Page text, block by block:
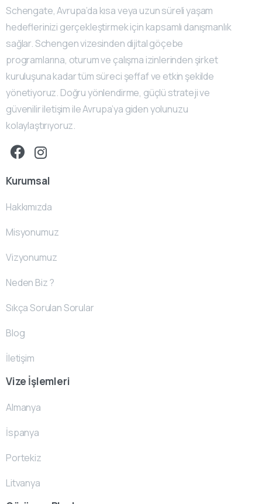
Schengate, Avrupa’da kısa veya uzun süreli yaşam
hedeflerinizi gerçekleştirmek için kapsamlı danışmanlık
sağlar. Schengen vizesinden dijital göçebe
programlarına, oturum ve çalışma izinlerinden şirket
kuruluşuna kadar tüm süreci şeffaf ve etkin şekilde
yönetiyoruz. Doğru yönlendirme, güçlü strateji ve
güvenilir iletişim ile Avrupa’ya giden yolunuzu
kolaylaştırıyoruz.
Kurumsal
Hakkımızda
Misyonumuz
Vizyonumuz
Neden Biz ?
Sıkça Sorulan Sorular
Blog
İletişim
Vize İşlemleri
Almanya
İspanya
Portekiz
Litvanya